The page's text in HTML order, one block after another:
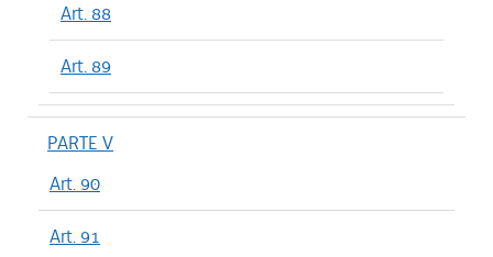
Art. 88
Art. 89
PARTE V
Art. 90
Art. 91